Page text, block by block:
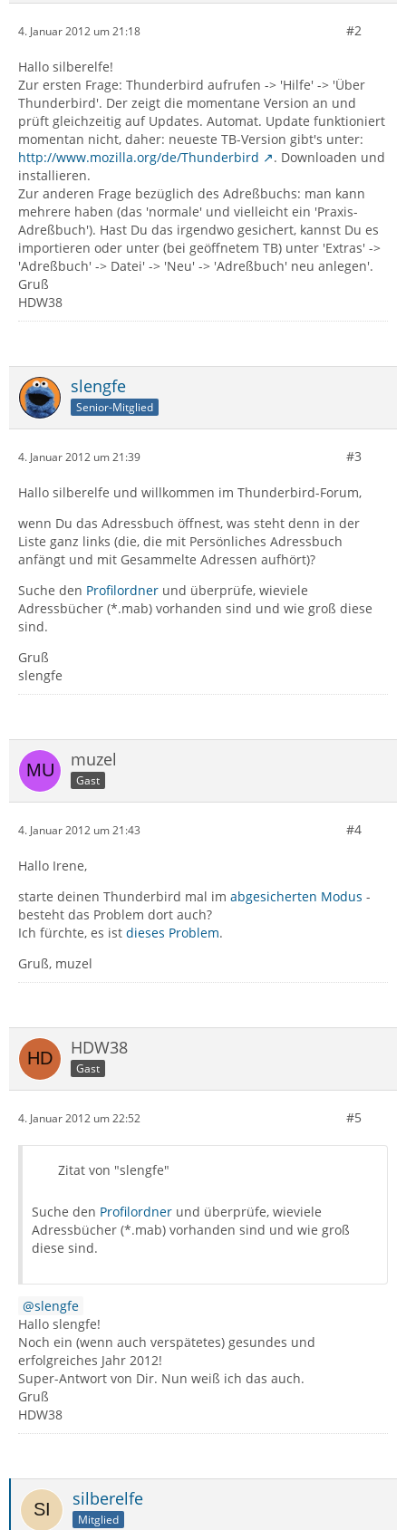
4. Januar 2012 um 21:18 #2
Hallo silberelfe!
Zur ersten Frage: Thunderbird aufrufen -> 'Hilfe' -> 'Über
Thunderbird'. Der zeigt die momentane Version an und
prüft gleichzeitig auf Updates. Automat. Update funktioniert
momentan nicht, daher: neueste TB-Version gibt's unter:
http://www.mozilla.org/de/Thunderbird
. Downloaden und
installieren.
Zur anderen Frage bezüglich des Adreßbuchs: man kann
mehrere haben (das 'normale' und vielleicht ein 'Praxis-
Adreßbuch'). Hast Du das irgendwo gesichert, kannst Du es
importieren oder unter (bei geöffnetem TB) unter 'Extras' ->
'Adreßbuch' -> Datei' -> 'Neu' -> 'Adreßbuch' neu anlegen'.
Gruß
HDW38
slengfe
Senior-Mitglied
4. Januar 2012 um 21:39 #3
Hallo silberelfe und willkommen im Thunderbird-Forum,
wenn Du das Adressbuch öffnest, was steht denn in der
Liste ganz links (die, die mit Persönliches Adressbuch
anfängt und mit Gesammelte Adressen aufhört)?
Suche den Profilordner und überprüfe, wieviele
Adressbücher (*.mab) vorhanden sind und wie groß diese
sind.
Gruß
slengfe
muzel
Gast
4. Januar 2012 um 21:43 #4
Hallo Irene,
starte deinen Thunderbird mal im abgesicherten Modus -
besteht das Problem dort auch?
Ich fürchte, es ist dieses Problem.
Gruß, muzel
HDW38
Gast
4. Januar 2012 um 22:52 #5
Zitat von "slengfe"
Suche den Profilordner und überprüfe, wieviele
Adressbücher (*.mab) vorhanden sind und wie groß
diese sind.
slengfe
Hallo slengfe!
Noch ein (wenn auch verspätetes) gesundes und
erfolgreiches Jahr 2012!
Super-Antwort von Dir. Nun weiß ich das auch.
Gruß
HDW38
silberelfe
Mitglied